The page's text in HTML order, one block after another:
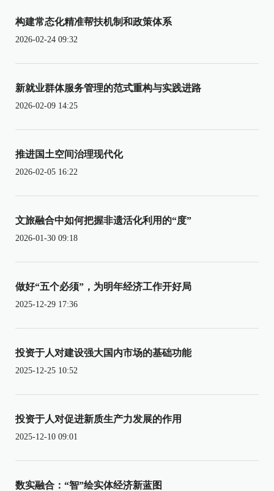
构建常态化精准帮扶机制和政策体系
2026-02-24 09:32
新就业群体服务管理的范式重构与实践进路
2026-02-09 14:25
推进国土空间治理现代化
2026-02-05 16:22
文旅融合中如何把握非遗活化利用的“度”
2026-01-30 09:18
做好“五个必须”，为明年经济工作开好局
2025-12-29 17:36
投资于人对建设强大国内市场的基础功能
2025-12-25 10:52
投资于人对促进新质生产力发展的作用
2025-12-10 09:01
数实融合：“智”绘实体经济新蓝图